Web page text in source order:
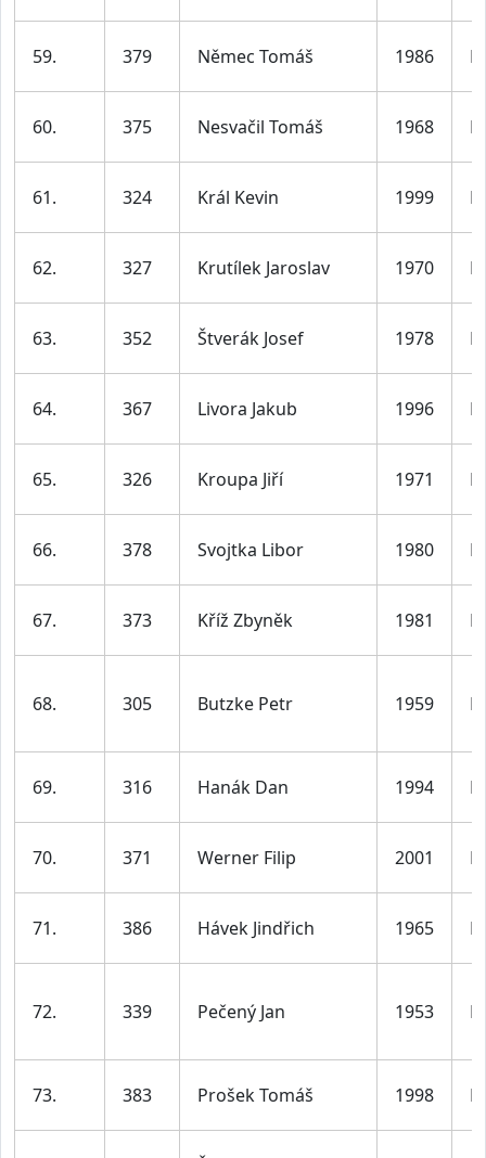
59. 379 Němec Tomáš 1986 M
60. 375 Nesvačil Tomáš 1968 M
61. 324 Král Kevin 1999 M
62. 327 Krutílek Jaroslav 1970 M
63. 352 Štverák Josef 1978 M
64. 367 Livora Jakub 1996 M
65. 326 Kroupa Jiří 1971 M
66. 378 Svojtka Libor 1980 M
67. 373 Kříž Zbyněk 1981 M
68. 305 Butzke Petr 1959 M
69. 316 Hanák Dan 1994 M
70. 371 Werner Filip 2001 M
71. 386 Hávek Jindřich 1965 M
72. 339 Pečený Jan 1953 M
73. 383 Prošek Tomáš 1998 M